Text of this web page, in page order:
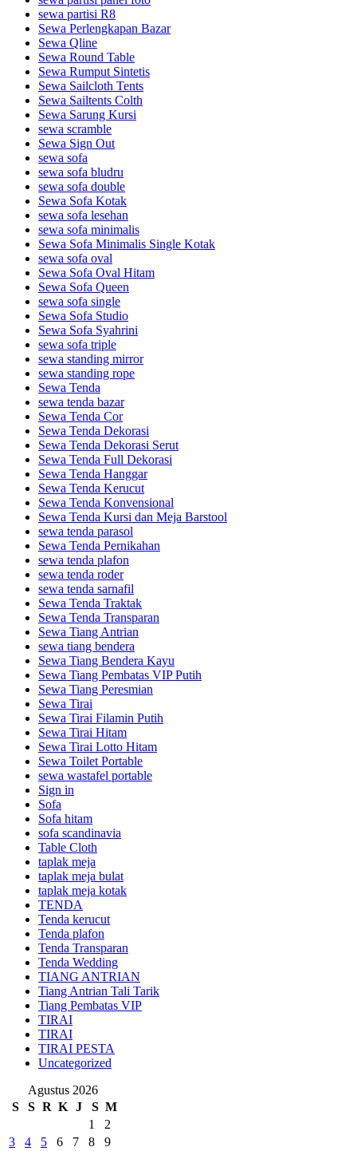
sewa partisi R8
Sewa Perlengkapan Bazar
Sewa Qline
Sewa Round Table
Sewa Rumput Sintetis
Sewa Sailcloth Tents
Sewa Sailtents Colth
Sewa Sarung Kursi
sewa scramble
Sewa Sign Out
sewa sofa
sewa sofa bludru
sewa sofa double
Sewa Sofa Kotak
sewa sofa lesehan
sewa sofa minimalis
Sewa Sofa Minimalis Single Kotak
sewa sofa oval
Sewa Sofa Oval Hitam
Sewa Sofa Queen
sewa sofa single
Sewa Sofa Studio
Sewa Sofa Syahrini
sewa sofa triple
sewa standing mirror
sewa standing rope
Sewa Tenda
sewa tenda bazar
Sewa Tenda Cor
Sewa Tenda Dekorasi
Sewa Tenda Dekorasi Serut
Sewa Tenda Full Dekorasi
Sewa Tenda Hanggar
Sewa Tenda Kerucut
Sewa Tenda Konvensional
Sewa Tenda Kursi dan Meja Barstool
sewa tenda parasol
Sewa Tenda Pernikahan
sewa tenda plafon
sewa tenda roder
sewa tenda sarnafil
Sewa Tenda Traktak
Sewa Tenda Transparan
Sewa Tiang Antrian
sewa tiang bendera
Sewa Tiang Bendera Kayu
Sewa Tiang Pembatas VIP Putih
Sewa Tiang Peresmian
Sewa Tirai
Sewa Tirai Filamin Putih
Sewa Tirai Hitam
Sewa Tirai Lotto Hitam
Sewa Toilet Portable
sewa wastafel portable
Sign in
Sofa
Sofa hitam
sofa scandinavia
Table Cloth
taplak meja
taplak meja bulat
taplak meja kotak
TENDA
Tenda kerucut
Tenda plafon
Tenda Transparan
Tenda Wedding
TIANG ANTRIAN
Tiang Antrian Tali Tarik
Tiang Pembatas VIP
TIRAI
TIRAI
TIRAI PESTA
Uncategorized
Agustus 2026
S
S R K J S M
1
2
3
4 5 6 7 8 9